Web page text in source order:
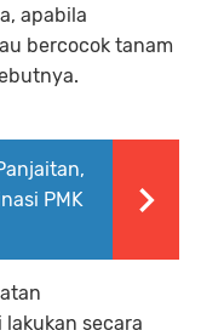
apabila
bercocok tanam
PMK
secara